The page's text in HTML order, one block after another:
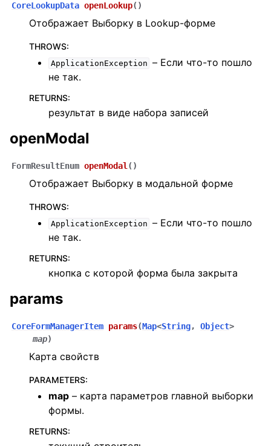
CoreLookupData openLookup( )
Отображает Выборку в Lookup-форме
THROWS:
ApplicationException – Если что-то пошло
не так.
RETURNS:
результат в виде набора записей
openModal
FormResultEnum openModal ( )
Отображает Выборку в модальной форме
THROWS:
ApplicationException – Если что-то пошло
не так.
RETURNS:
кнопка с которой форма была закрыта
params
CoreFormManagerItem params(Map<String, Object>
map)
Карта свойств
PARAMETERS:
map – карта параметров главной выборки
формы.
RETURNS: